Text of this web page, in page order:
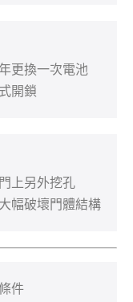
更換一次電池
開鎖
上另外挖孔
幅破壞門體結構
件